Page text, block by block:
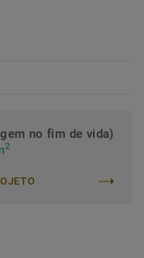
no fim de vida)
2